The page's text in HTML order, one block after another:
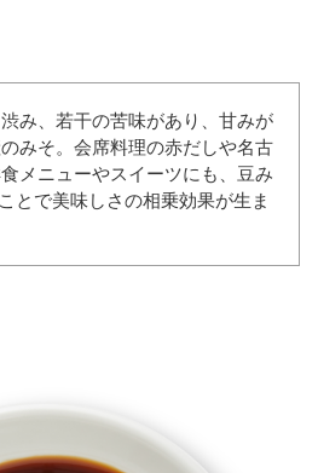
み、若干の苦味があり、甘みが
みそ。会席料理の赤だしや名古
メニューやスイーツにも、豆み
とで美味しさの相乗効果が生ま